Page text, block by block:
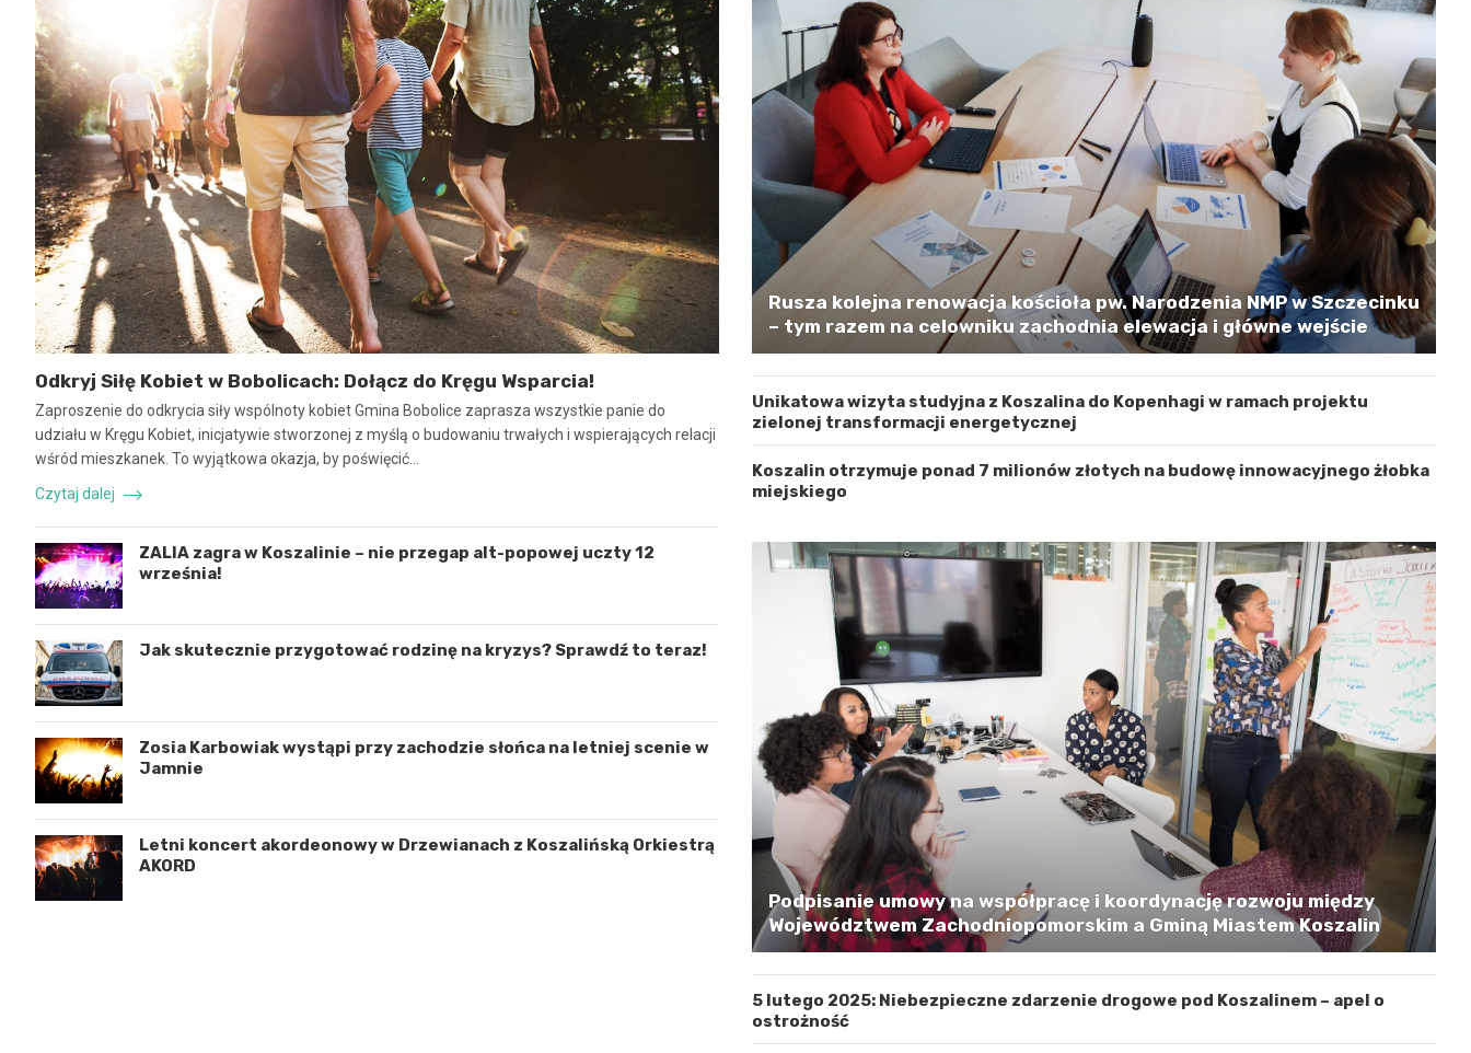
Odkryj Siłę Kobiet w Bobolicach: Dołącz do Kręgu Wsparcia!
Zaproszenie do odkrycia siły wspólnoty kobiet Gmina Bobolice zaprasza wszystkie panie do
udziału w Kręgu Kobiet, inicjatywie stworzonej z myślą o budowaniu trwałych i wspierających relacji
wśród mieszkanek. To wyjątkowa okazja, by poświęcić…
Czytaj dalej
ZALIA zagra w Koszalinie – nie przegap alt-popowej uczty 12
września!
Jak skutecznie przygotować rodzinę na kryzys? Sprawdź to teraz!
Zosia Karbowiak wystąpi przy zachodzie słońca na letniej scenie w
Jamnie
Letni koncert akordeonowy w Drzewianach z Koszalińską Orkiestrą
AKORD
Rusza kolejna renowacja kościoła pw. Narodzenia NMP w Szczecinku
– tym razem na celowniku zachodnia elewacja i główne wejście
Unikatowa wizyta studyjna z Koszalina do Kopenhagi w ramach projektu
zielonej transformacji energetycznej
Koszalin otrzymuje ponad 7 milionów złotych na budowę innowacyjnego żłobka
miejskiego
Podpisanie umowy na współpracę i koordynację rozwoju między
Województwem Zachodniopomorskim a Gminą Miastem Koszalin
5 lutego 2025: Niebezpieczne zdarzenie drogowe pod Koszalinem – apel o
ostrożność